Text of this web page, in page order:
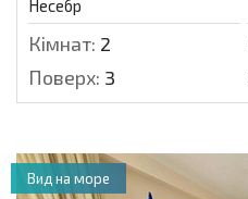
Несебр
Кімнат: 2
Поверх: 3
Вид на море